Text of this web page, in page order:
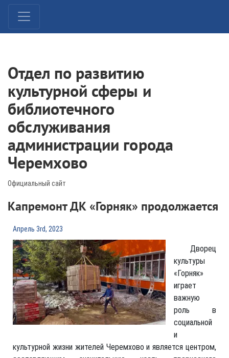
Отдел по развитию
культурной сферы и
библиотечного
обслуживания
администрации города
Черемхово
Официальный сайт
Капремонт ДК «Горняк» продолжается
Апрель 3rd, 2023
Дворец
культуры
«Горняк»
играет
важную
роль в
социальной
и
культурной жизни жителей Черемхово и является центром,